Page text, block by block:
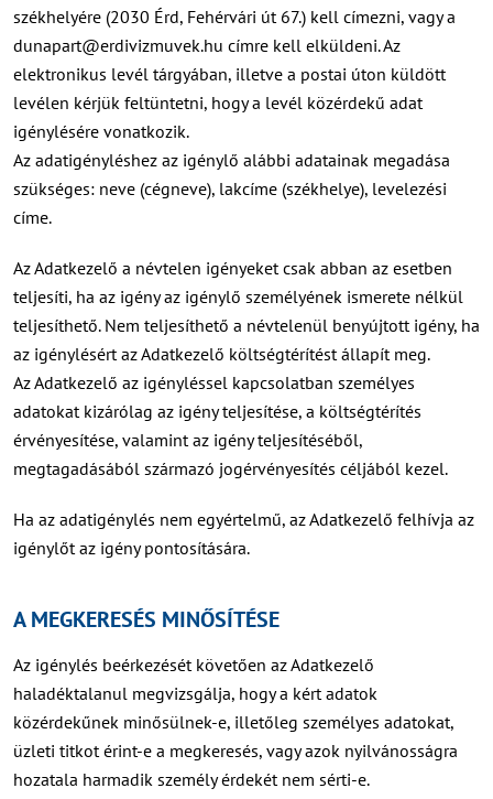
székhelyére (2030 Érd, Fehérvári út 67.) kell címezni, vagy a
dunapart@erdivizmuvek.hu címre kell elküldeni. Az
elektronikus levél tárgyában, illetve a postai úton küldött
levélen kérjük feltüntetni, hogy a levél közérdekű adat
igénylésére vonatkozik.
Az adatigényléshez az igénylő alábbi adatainak megadása
szükséges: neve (cégneve), lakcíme (székhelye), levelezési
címe.
Az Adatkezelő a névtelen igényeket csak abban az esetben
teljesíti, ha az igény az igénylő személyének ismerete nélkül
teljesíthető. Nem teljesíthető a névtelenül benyújtott igény, ha
az igénylésért az Adatkezelő költségtérítést állapít meg.
Az Adatkezelő az igényléssel kapcsolatban személyes
adatokat kizárólag az igény teljesítése, a költségtérítés
érvényesítése, valamint az igény teljesítéséből,
megtagadásából származó jogérvényesítés céljából kezel.
Ha az adatigénylés nem egyértelmű, az Adatkezelő felhívja az
igénylőt az igény pontosítására.
A MEGKERESÉS MINŐSÍTÉSE
Az igénylés beérkezését követően az Adatkezelő
haladéktalanul megvizsgálja, hogy a kért adatok
közérdekűnek minősülnek-e, illetőleg személyes adatokat,
üzleti titkot érint-e a megkeresés, vagy azok nyilvánosságra
hozatala harmadik személy érdekét nem sérti-e.